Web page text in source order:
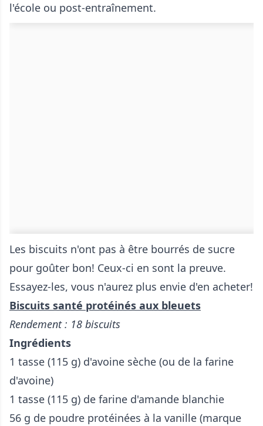
l'école ou post-entraînement.
Les biscuits n'ont pas à être bourrés de sucre
pour goûter bon! Ceux-ci en sont la preuve.
Essayez-les, vous n'aurez plus envie d'en acheter!
Biscuits santé protéinés aux bleuets
Rendement : 18 biscuits
Ingrédients
1 tasse (115 g) d'avoine sèche (ou de la farine
d'avoine)
1 tasse (115 g) de farine d'amande blanchie
56 g de poudre protéinées à la vanille (marque